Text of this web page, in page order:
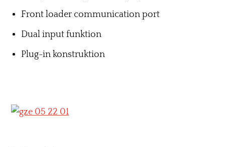
Front loader communication port
Dual input funktion
Plug-in konstruktion